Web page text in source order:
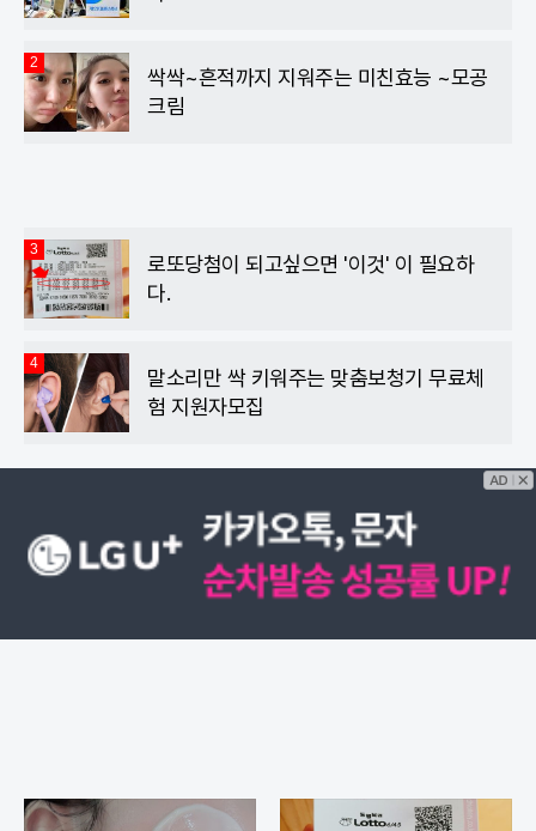
2
싹싹~흔적까지 지워주는 미친효능 ~모공
크림
3
로또당첨이 되고싶으면 '이것' 이 필요하
다.
4
말소리만 싹 키워주는 맞춤보청기 무료체
험 지원자모집